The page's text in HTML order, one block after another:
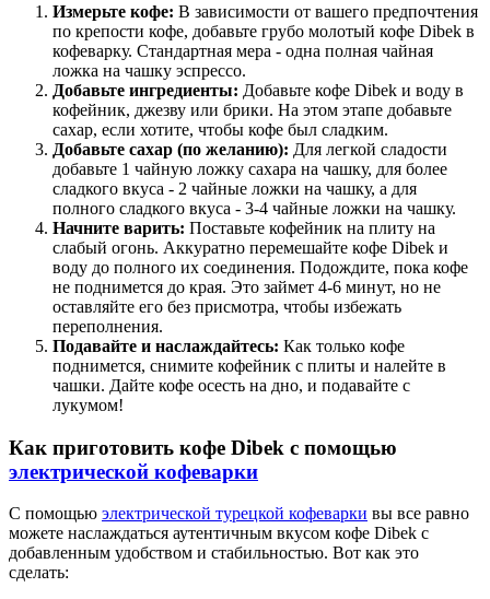
Измерьте кофе: В зависимости от вашего предпочтения
по крепости кофе, добавьте грубо молотый кофе Dibek в
кофеварку. Стандартная мера - одна полная чайная
ложка на чашку эспрессо.
Добавьте ингредиенты: Добавьте кофе Dibek и воду в
кофейник, джезву или брики. На этом этапе добавьте
сахар, если хотите, чтобы кофе был сладким.
Добавьте сахар (по желанию): Для легкой сладости
добавьте 1 чайную ложку сахара на чашку, для более
сладкого вкуса - 2 чайные ложки на чашку, а для
полного сладкого вкуса - 3-4 чайные ложки на чашку.
Начните варить: Поставьте кофейник на плиту на
слабый огонь. Аккуратно перемешайте кофе Dibek и
воду до полного их соединения. Подождите, пока кофе
не поднимется до края. Это займет 4-6 минут, но не
оставляйте его без присмотра, чтобы избежать
переполнения.
Подавайте и наслаждайтесь: Как только кофе
поднимется, снимите кофейник с плиты и налейте в
чашки. Дайте кофе осесть на дно, и подавайте с
лукумом!
Как приготовить кофе Dibek с помощью
электрической кофеварки
С помощью электрической турецкой кофеварки вы все равно
можете наслаждаться аутентичным вкусом кофе Dibek с
добавленным удобством и стабильностью. Вот как это
сделать: